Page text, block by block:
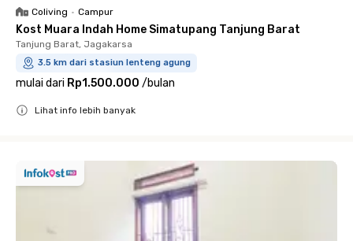
Coliving • Campur
Kost Muara Indah Home Simatupang Tanjung Barat
Tanjung Barat, Jagakarsa
3.5 km dari stasiun lenteng agung
mulai dari Rp1.500.000 /bulan
Lihat info lebih banyak